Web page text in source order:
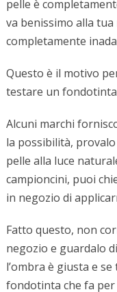
pelle è
va benissimo alla
completamente
Questo è il motivo
testare un
Alcuni marchi
la possibilità,
pelle alla luce
campioncini, puoi
in negozio di
Fatto questo, non
negozio e guardalo
l’ombra è giusta e
fondotinta che fa per